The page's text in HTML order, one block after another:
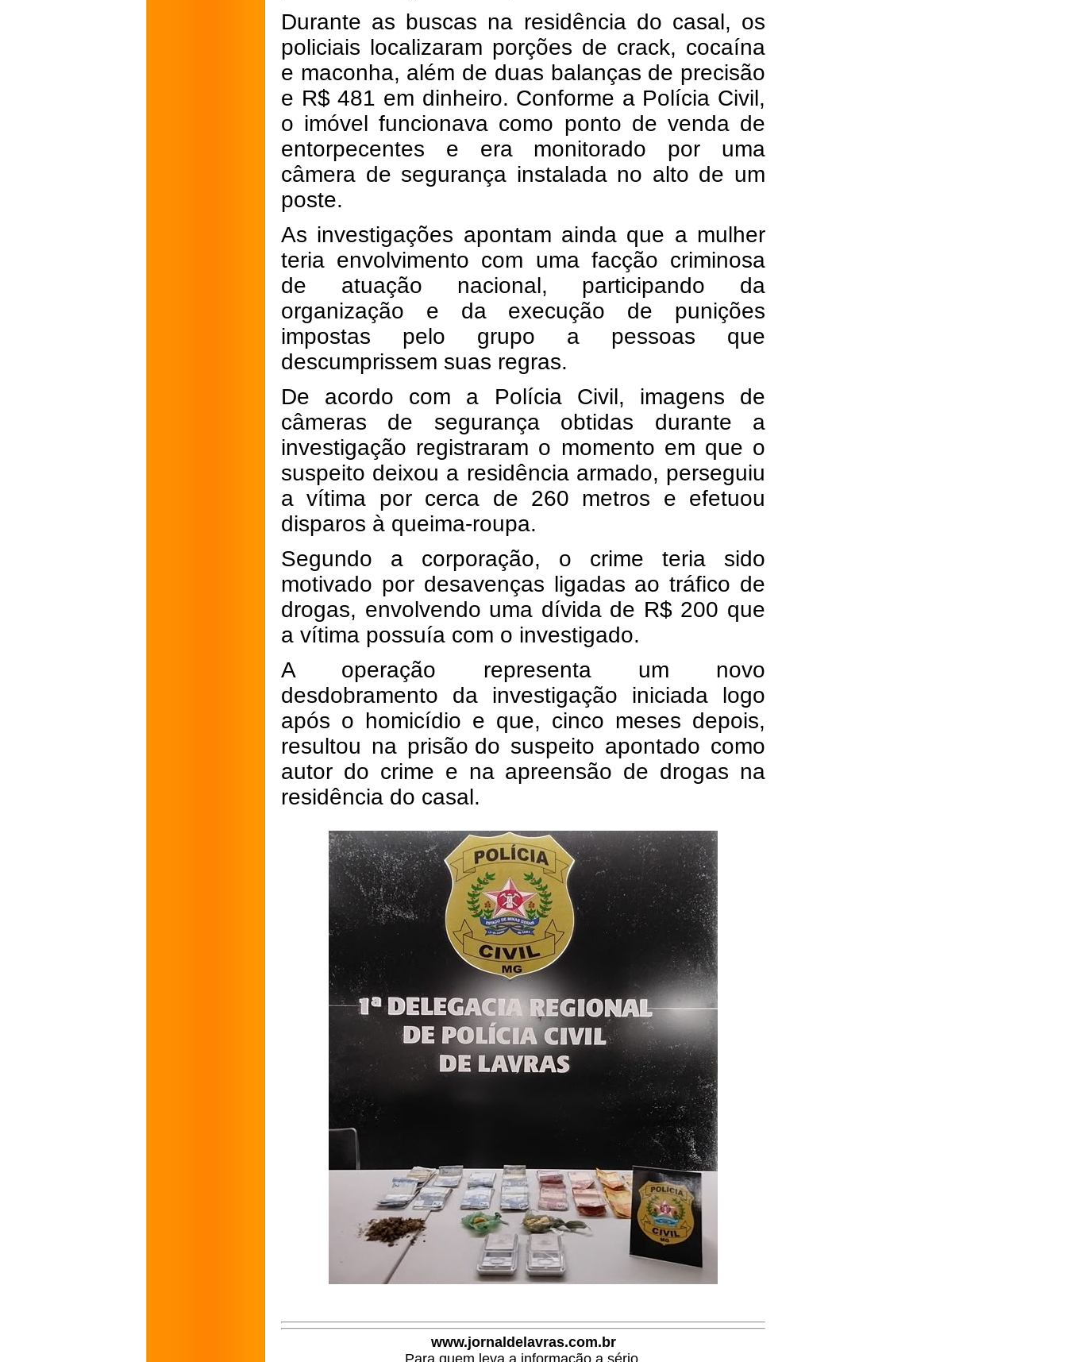
Durante as buscas na residência do casal, os
policiais localizaram porções de crack, cocaína
e maconha, além de duas balanças de precisão
e R$ 481 em dinheiro. Conforme a Polícia Civil,
o imóvel funcionava como ponto de venda de
entorpecentes e era monitorado por uma
câmera de segurança instalada no alto de um
poste.
As investigações apontam ainda que a mulher
teria envolvimento com uma facção criminosa
de atuação nacional, participando da
organização e da execução de punições
impostas pelo grupo a pessoas que
descumprissem suas regras.
De acordo com a Polícia Civil, imagens de
câmeras de segurança obtidas durante a
investigação registraram o momento em que o
suspeito deixou a residência armado, perseguiu
a vítima por cerca de 260 metros e efetuou
disparos à queima-roupa.
Segundo a corporação, o crime teria sido
motivado por desavenças ligadas ao tráfico de
drogas, envolvendo uma dívida de R$ 200 que
a vítima possuía com o investigado.
A operação representa um novo
desdobramento da investigação iniciada logo
após o homicídio e que, cinco meses depois,
resultou na prisão do suspeito apontado como
autor do crime e na apreensão de drogas na
residência do casal.
www.jornaldelavras.com.br
Para quem leva a informação a sério.